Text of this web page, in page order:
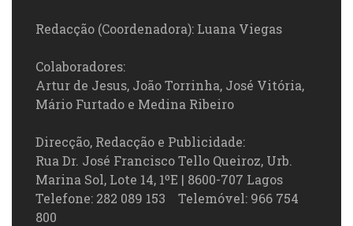
Redacção (Coordenadora): Luana Viegas
Colaboradores:
Artur de Jesus, João Torrinha, José Vitória,
Mário Furtado e Medina Ribeiro
Direcção, Redacção e Publicidade:
Rua Dr. José Francisco Tello Queiroz, Urb.
Marina Sol, Lote 14, 1ºE | 8600-707 Lagos
Telefone: 282 089 153 Telemóvel: 966 754
800